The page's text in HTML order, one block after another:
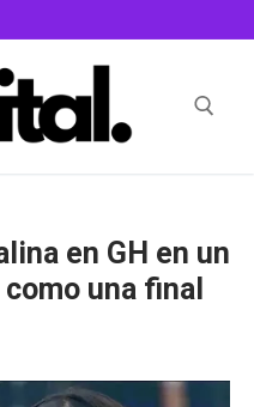
en GH en un
una final